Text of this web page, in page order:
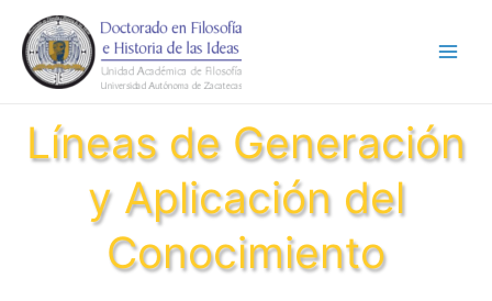
contenido
Líneas de Generación
y Aplicación del
Conocimiento